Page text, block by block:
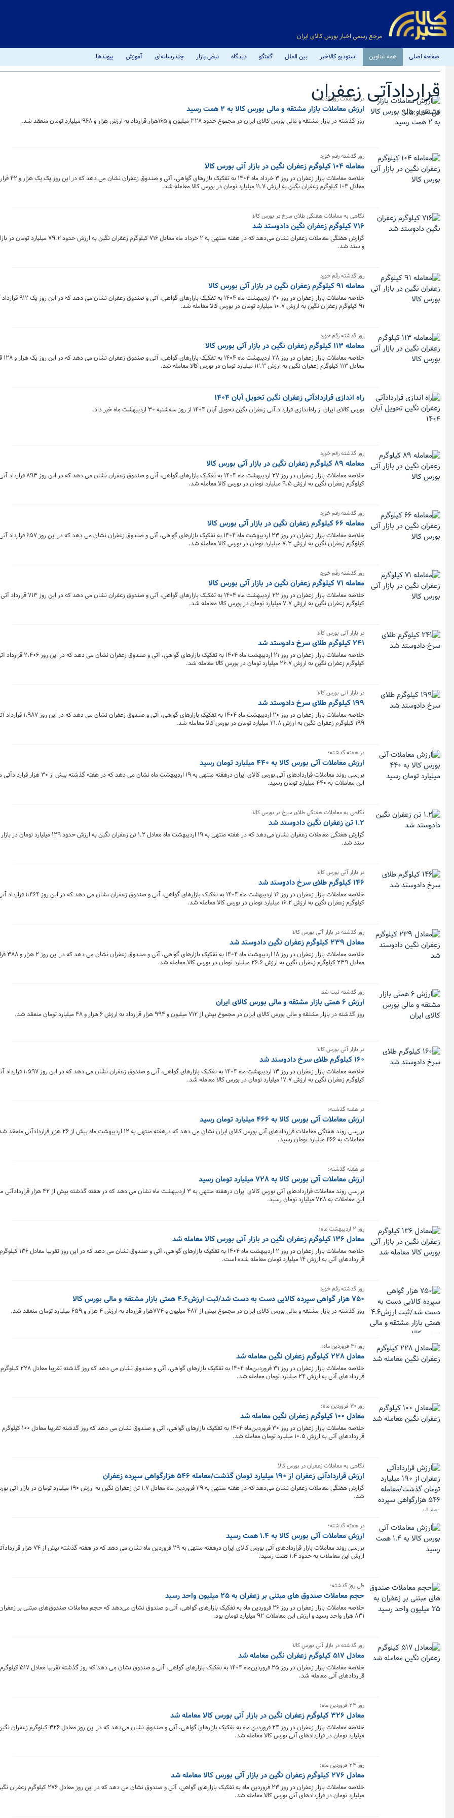
مرجع رسمی اخبار بورس کالای ایران
صفحه اصلی همه عناوین استودیو کالاخبر بین الملل گفتگو دیدگاه نبض بازار چندرسانه‌ای آموزش پیوندها
قراردادآتی زعفران
کل اخبار:915
در معاملات روز گذشته
ارزش معاملات بازار مشتقه و مالی بورس کالا به ۲ همت رسید
روز گذشته در بازار مشتقه و مالی بورس کالای ایران در مجموع حدود ۳۲۸ میلیون و ۱۶۵هزار قرارداد به ارزش هزار و ۹۶۸ میلیارد تومان منعقد شد.
روز گذشته رقم خورد
معامله ۱۰۴ کیلوگرم زعفران نگین در بازار آتی بورس کالا
خلاصه معاملات بازار
معادل ۱۰۴ کیلوگرم زعفران نگین به ارزش ۱۱.۷ میلیارد تومان در بورس کالا معامله شد.
نگاهی به معاملات هفتگی طلای سرخ در بورس کالا
۷۱۶ کیلوگرم زعفران نگین دادوستد شد
گزارش هفتگی معاملات زعفران نشان می‌دهد که در هفته منتهی به ۲ خرداد ماه
و ستد شد.
روز گذشته رقم خورد
معامله ۹۱ کیلوگرم زعفران نگین در بازار آتی بورس کالا
خلاصه معاملات بازار زعفران در روز ۳۰
۹۱ کیلوگرم زعفران نگین به ارزش ۱۰.۷ میلیارد تومان در بورس کالا معامله شد.
روز گذشته رقم خورد
معامله ۱۱۳ کیلوگرم زعفران نگین در بازار آتی بورس کالا
معادل ۱۱۳ کیلوگرم زعفران نگین به ارزش ۱۲.۳ میلیارد تومان در بورس کالا معامله شد.
راه اندازی قراردادآتی زعفران نگین تحویل آبان ۱۴۰۴
بورس کالای ایران از راه‌اندازی قرارداد آتی زعفران نگین تحویل آبان ۱۴۰۴ از روز سه‌شنبه ۳۰ اردیبهشت ماه خبر داد.
روز گذشته رقم خورد
معامله ۸۹ کیلوگرم زعفران نگین در بازار آتی بورس کالا
کیلوگرم زعفران نگین به ارزش ۹.۵ میلیارد تومان در بورس کالا معامله شد.
روز گذشته رقم خورد
معامله ۶۶ کیلوگرم زعفران نگین در بازار آتی بورس کالا
کیلوگرم زعفران نگین به ارزش ۷.۳ میلیارد تومان در بورس کالا معامله شد.
روز گذشته رقم خورد
معامله ۷۱ کیلوگرم زعفران نگین در بازار آتی بورس کالا
کیلوگرم زعفران نگین به ارزش ۷.۷ میلیارد تومان در بورس کالا معامله شد.
در بازار آتی بورس کالا
۲۴۱ کیلوگرم طلای سرخ دادوستد شد
کیلوگرم زعفران نگین به ارزش ۲۶.۷ میلیارد تومان در بورس کالا معامله شد.
در بازار آتی بورس کالا
۱۹۹ کیلوگرم طلای سرخ دادوستد شد
خلاصه معاملات بازار زعفران در روز ۲۰ اردیبهشت ماه
۱۹۹ کیلوگرم زعفران نگین به ارزش ۲۱.۸ میلیارد تومان در بورس کالا معامله شد.
در هفته گذشته؛
ارزش معاملات آتی بورس کالا به ۴۴۰ میلیارد تومان رسید
بررسی روند معاملات قراردادهای آتی بورس کالای ایران درهفته منتهی به
این معاملات به ۴۴۰ میلیارد تومان رسید.
نگاهی به معاملات هفتگی طلای سرخ در بورس کالا
۱.۲ تن زعفران نگین دادوستد شد
گزارش هفتگی معاملات زعفران نشان می‌دهد که در هفته منتهی به ۱۹ اردیبهشت ماه
ستد شد.
در بازار آتی بورس کالا
۱۴۶ کیلوگرم طلای سرخ دادوستد شد
کیلوگرم زعفران نگین به ارزش ۱۶.۲ میلیارد تومان در بورس کالا معامله شد.
روز گذشته در بازار آتی بورس کالا
معادل ۲۳۹ کیلوگرم زعفران نگین دادوستد شد
خلاصه معاملات
معادل ۲۳۹ کیلوگرم زعفران نگین به ارزش ۲۶.۶ میلیارد تومان در بورس کالا معامله شد.
روز گذشته ثبت شد
ارزش ۶ همتی بازار مشتقه و مالی بورس کالای ایران
روز گذشته در بازار مشتقه و مالی بورس کالای ایران در مجموع بیش از ۷۱۲ میلیون و ۹۹۴ هزار قرارداد به ارزش ۶ هزار و ۴۸ میلیارد تومان منعقد شد.
در بازار آتی بورس کالا
۱۶۰ کیلوگرم طلای سرخ دادوستد شد
کیلوگرم زعفران نگین به ارزش ۱۷.۷ میلیارد تومان در بورس کالا معامله شد.
در هفته گذشته؛
ارزش معاملات آتی بورس کالا به ۴۶۶ میلیارد تومان رسید
بررسی روند هفتگی معاملات قراردادهای آتی بورس کالای ایران نشان می دهد که درهفته منتهی به ۱۲
معاملات به ۴۶۶ میلیارد تومان رسید.
در هفته گذشته؛
ارزش معاملات آتی بورس کالا به ۷۲۸ میلیارد تومان رسید
بررسی روند معاملات قراردادهای آتی بورس کالای ایران درهفته منتهی به ۳
این معاملات به ۷۲۸ میلیارد تومان رسید.
روز ۲ اردیبهشت ماه؛
معادل ۱۳۶ کیلوگرم زعفران نگین در بازار آتی بورس کالا معامله شد
خلاصه معاملات بازار زعفران در روز ۲
قراردادهای آتی به ارزش ۱۴ میلیارد تومان معامله شده است.
روز گذشته رقم خورد
۷۵۰ هزار گواهی سپرده کالایی دست به دست شد/ثبت ارزش۴.۶ همتی بازار مشتقه و مالی بورس کالا
روز گذشته در بازار مشتقه و مالی بورس کالای ایران در مجموع بیش از ۴۸۲ میلیون و ۷۷۴هزار قرارداد به ارزش ۴ هزار و ۶۵۹ میلیارد تومان منعقد شد.
روز ۳۱ فروردین ماه؛
معادل ۲۲۸ کیلوگرم زعفران نگین معامله شد
خلاصه معاملات بازار زعفران در روز ۳۱
قراردادهای آتی به ارزش ۲۴ میلیارد تومان معامله شد.
روز ۳۰ فروردین ماه؛
معادل ۱۰۰ کیلوگرم زعفران نگین معامله شد
خلاصه معاملات بازار زعفران در روز ۳۰ فروردین‌ماه
قراردادهای آتی به ارزش ۱۰.۵ میلیارد تومان معامله شد.
نگاهی به معاملات زعفران در بورس کالا
ارزش قراردادآتی زعفران از ۱۹۰ میلیارد تومان گذشت/معامله ۵۴۶ هزارگواهی سپرده زعفران
گزارش هفتگی معاملات زعفران نشان می‌دهد که در هفته منتهی به ۲۹ فروردین ماه معادل ۱.۷ تن زعفران
شد.
در هفته گذشته؛
ارزش معاملات آتی بورس کالا به ۱.۴ همت رسید
بررسی روند معاملات بازار قراردادهای آتی بورس کالای ایران درهفته
ارزش این معاملات به حدود ۱.۴ همت رسید.
طی روز گذشته؛
حجم معاملات صندوق های مبتنی بر زعفران به ۲۵ میلیون واحد رسید
۸۳۱ هزار واحد رسید و ارزش این معاملات ۹۲ میلیارد تومان بود.
روز گذشته در بازار آتی بورس کالا
معادل ۵۱۷ کیلوگرم زعفران نگین معامله شد
خلاصه معاملات بازار زعفران در روز ۲۵
قراردادهای آتی معامله شد.
روز ۲۴ فروردین ماه؛
معادل ۳۲۶ کیلوگرم زعفران نگین در بازار آتی بورس کالا معامله شد
میلیارد تومان در قراردادهای آتی بورس کالا معامله شد.
روز ۲۳ فروردین ماه؛
معادل ۲۷۶ کیلوگرم زعفران نگین در بازار آتی بورس کالا معامله شد
میلیارد تومان در قراردادهای آتی بورس کالا معامله شد.